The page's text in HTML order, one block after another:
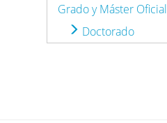
Grado y Máster Oficial
Doctorado